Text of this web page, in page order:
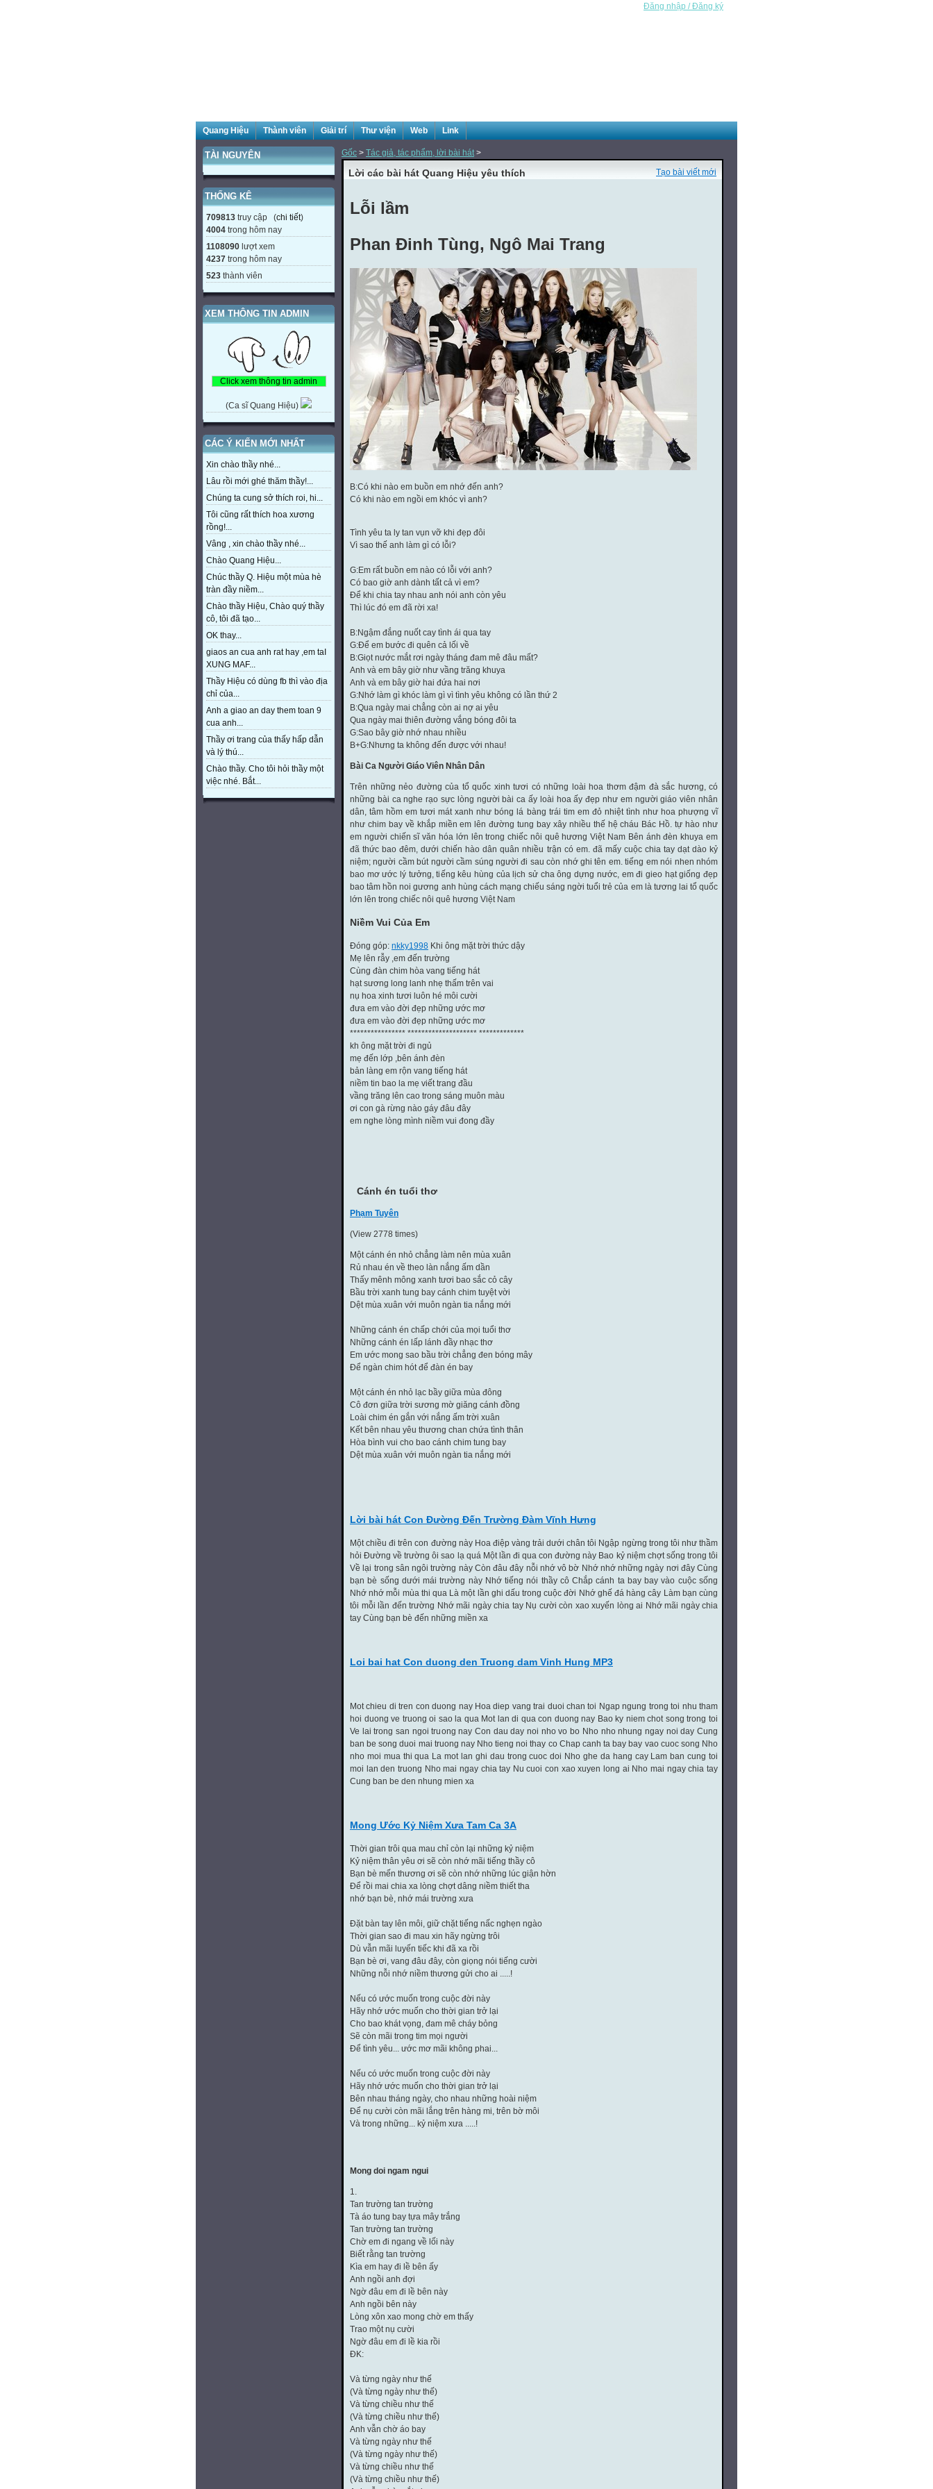
Đăng nhập / Đăng ký
Quang Hiệu Thành viên Giải trí Thư viện Web Link
TÀI NGUYÊN
THỐNG KÊ
709813 truy cập (chi tiết)
4004 trong hôm nay
1108090 lượt xem
4237 trong hôm nay
523 thành viên
XEM THÔNG TIN ADMIN
(Ca sĩ Quang Hiệu)
CÁC Ý KIẾN MỚI NHẤT
Xin chào thầy nhé...
Lâu rồi mới ghé thăm thầy!...
Chúng ta cung sở thích roi, hi...
Tôi cũng rất thích hoa xương
rồng!...
Vâng , xin chào thầy nhé...
Chào Quang Hiệu...
Chúc thầy Q. Hiệu một mùa hè
tràn đầy niềm...
Chào thầy Hiệu, Chào quý thầy
cô, tôi đã tạo...
OK thay...
giaos an cua anh rat hay ,em taI
XUNG MAF...
Thầy Hiệu có dùng fb thì vào địa
chỉ của...
Anh a giao an day them toan 9
cua anh...
Thầy ơi trang của thấy hấp dẫn
và lý thú...
Chào thầy. Cho tôi hỏi thầy một
việc nhé. Bắt...
Gốc > Tác giả, tác phẩm, lời bài hát>
Tạo bài viết mới
Lời các bài hát Quang Hiệu yêu thích
Lỗi lầm
Phan Đinh Tùng, Ngô Mai Trang
B:Có khi nào em buồn em nhớ đến anh?
Có khi nào em ngồi em khóc vì anh?
Tình yêu ta ly tan vụn vỡ khi đẹp đôi
Vì sao thế anh làm gì có lỗi?
G:Em rất buồn em nào có lỗi với anh?
Có bao giờ anh dành tất cả vì em?
Để khi chia tay nhau anh nói anh còn yêu
Thì lúc đó em đã rời xa!
B:Ngậm đắng nuốt cay tình ái qua tay
G:Để em bước đi quên cả lối về
B:Giọt nước mắt rơi ngày tháng đam mê đâu mất?
Anh và em bây giờ như vầng trăng khuya
Anh và em bây giờ hai đứa hai nơi
G:Nhớ làm gì khóc làm gì vì tình yêu không có lần thứ 2
B:Qua ngày mai chẳng còn ai nợ ai yêu
Qua ngày mai thiên đường vắng bóng đôi ta
G:Sao bây giờ nhớ nhau nhiều
B+G:Nhưng ta không đến được với nhau!
Bài Ca Người Giáo Viên Nhân Dân
Trên những nẻo đường của tổ quốc xinh tươi có những loài hoa thơm đậm đà sắc hương, có
những bài ca nghe rạo sực lòng người bài ca ấy loài hoa ấy đẹp như em người giáo viên nhân
dân, tâm hồm em tươi mát xanh như bóng lá bàng trái tim em đỏ nhiệt tình như hoa phượng vĩ
như chim bay về khắp miền em lên đường tung bay xây nhiều thế hệ cháu Bác Hồ. tự hào như
em người chiến sĩ văn hóa lớn lên trong chiếc nôi quê hương Việt Nam Bên ánh đèn khuya em
đã thức bao đêm, dưới chiến hào dân quân nhiều trận có em. đã mấy cuộc chia tay dạt dào kỷ
niệm; người cầm bút người cầm súng người đi sau còn nhớ ghi tên em. tiếng em nói nhen nhóm
bao mơ ước lý tưởng, tiếng kêu hùng của lịch sử cha ông dựng nước, em đi gieo hạt giống đẹp
bao tâm hồn noi gương anh hùng cách mạng chiếu sáng ngời tuổi trẻ của em là tương lai tổ quốc
lớn lên trong chiếc nôi quê hương Việt Nam
Niềm Vui Của Em
Đóng góp: nkky1998 Khi ông mặt trời thức dậy
Mẹ lên rẫy ,em đến trường
Cùng đàn chim hòa vang tiếng hát
hạt sương long lanh nhẹ thấm trên vai
nụ hoa xinh tươi luôn hé môi cười
đưa em vào đời đẹp những ước mơ
đưa em vào đời đẹp những ước mơ
**************** ******************** *************
kh ông mặt trời đi ngủ
mẹ đến lớp ,bên ánh đèn
bản làng em rộn vang tiếng hát
niềm tin bao la mẹ viết trang đầu
vầng trăng lên cao trong sáng muôn màu
ơi con gà rừng nào gáy đâu đây
em nghe lòng mình niềm vui đong đầy
Cánh én tuổi thơ
Phạm Tuyên
(View 2778 times)
Một cánh én nhỏ chẳng làm nên mùa xuân
Rủ nhau én về theo làn nắng ấm dần
Thấy mênh mông xanh tươi bao sắc cỏ cây
Bầu trời xanh tung bay cánh chim tuyệt vời
Dệt mùa xuân với muôn ngàn tia nắng mới
Những cánh én chấp chới của mọi tuổi thơ
Những cánh én lấp lánh đầy nhạc thơ
Em ước mong sao bầu trời chẳng đen bóng mây
Để ngàn chim hót để đàn én bay
Một cánh én nhỏ lạc bầy giữa mùa đông
Cô đơn giữa trời sương mờ giăng cánh đồng
Loài chim én gắn với nắng ấm trời xuân
Kết bên nhau yêu thương chan chứa tình thân
Hòa bình vui cho bao cánh chim tung bay
Dệt mùa xuân với muôn ngàn tia nắng mới
Lời bài hát Con Đường Đến Trường Đàm Vĩnh Hưng
Một chiều đi trên con đường này Hoa điệp vàng trải dưới chân tôi Ngập ngừng trong tôi như thầm
hỏi Đường về trường ôi sao lạ quá Một lần đi qua con đường này Bao kỷ niệm chợt sống trong tôi
Về lại trong sân ngôi trường này Còn đâu đây nỗi nhớ vô bờ Nhớ nhớ những ngày nơi đây Cùng
bạn bè sống dưới mái trường này Nhớ tiếng nói thầy cô Chắp cánh ta bay bay vào cuộc sống
Nhớ nhớ mỗi mùa thi qua Là một lần ghi dấu trong cuộc đời Nhớ ghế đá hàng cây Làm bạn cùng
tôi mỗi lần đến trường Nhớ mãi ngày chia tay Nụ cười còn xao xuyến lòng ai Nhớ mãi ngày chia
tay Cùng bạn bè đến những miền xa
Loi bai hat Con duong den Truong dam Vinh Hung MP3
Mot chieu di tren con duong nay Hoa diep vang trai duoi chan toi Ngap ngung trong toi nhu tham
hoi duong ve truong oi sao la qua Mot lan di qua con duong nay Bao ky niem chot song trong toi
Ve lai trong san ngoi truong nay Con dau day noi nho vo bo Nho nho nhung ngay noi day Cung
ban be song duoi mai truong nay Nho tieng noi thay co Chap canh ta bay bay vao cuoc song Nho
nho moi mua thi qua La mot lan ghi dau trong cuoc doi Nho ghe da hang cay Lam ban cung toi
moi lan den truong Nho mai ngay chia tay Nu cuoi con xao xuyen long ai Nho mai ngay chia tay
Cung ban be den nhung mien xa
Mong Ước Kỷ Niệm Xưa Tam Ca 3A
Thời gian trôi qua mau chỉ còn lại những kỷ niệm
Kỷ niệm thân yêu ơi sẽ còn nhớ mãi tiếng thầy cô
Bạn bè mến thương ơi sẽ còn nhớ những lúc giận hờn
Để rồi mai chia xa lòng chợt dâng niềm thiết tha
nhớ bạn bè, nhớ mái trường xưa
Đặt bàn tay lên môi, giữ chặt tiếng nấc nghẹn ngào
Thời gian sao đi mau xin hãy ngừng trôi
Dù vẫn mãi luyến tiếc khi đã xa rồi
Bạn bè ơi, vang đâu đây, còn giọng nói tiếng cười
Những nỗi nhớ niềm thương gửi cho ai .....!
Nếu có ước muốn trong cuộc đời này
Hãy nhớ ước muốn cho thời gian trở lại
Cho bao khát vọng, đam mê cháy bỏng
Sẽ còn mãi trong tim mọi người
Để tình yêu... ước mơ mãi không phai...
Nếu có ước muốn trong cuộc đời này
Hãy nhớ ước muốn cho thời gian trở lại
Bên nhau tháng ngày, cho nhau những hoài niệm
Để nụ cười còn mãi lắng trên hàng mi, trên bờ môi
Và trong những... kỷ niệm xưa .....!
Mong doi ngam ngui
1.
Tan trường tan trường
Tà áo tung bay tựa mây trắng
Tan trường tan trường
Chờ em đi ngang về lối này
Biết rằng tan trường
Kìa em hay đi lề bên ấy
Anh ngồi anh đợi
Ngờ đâu em đi lề bên này
Anh ngồi bên này
Lòng xôn xao mong chờ em thấy
Trao một nụ cười
Ngờ đâu em đi lề kia rồi
ĐK:
Và từng ngày như thế
(Và từng ngày như thế)
Và từng chiều như thế
(Và từng chiều như thế)
Anh vẫn chờ áo bay
Và từng ngày như thế
(Và từng ngày như thế)
Và từng chiều như thế
(Và từng chiều như thế)